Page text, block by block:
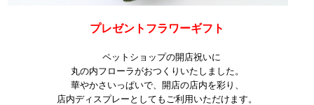
プレゼントフラワーギフト
ペットショップの開店祝いに
丸の内フローラがおつくりいたしました。
華やかさいっぱいで、開店の店内を彩り、
店内ディスプレーとしてもご利用いただけます。